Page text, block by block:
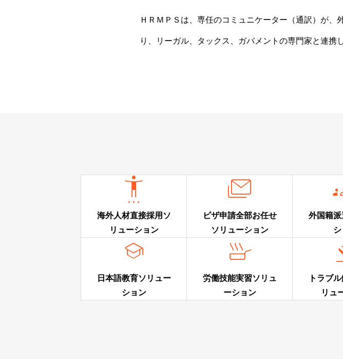
ＨＲＭＰＳは、専任のコミュニケーター（通訳）が
り、リーガル、タックス、ガバメントの専門家と連携

海外人材直接採用ソ
リューション

ビザ申請全部お任せ
ソリューション
外国籍

日本語教育ソリュー
ション

労働技能実習ソリュ
ーション
トラブ
リュ